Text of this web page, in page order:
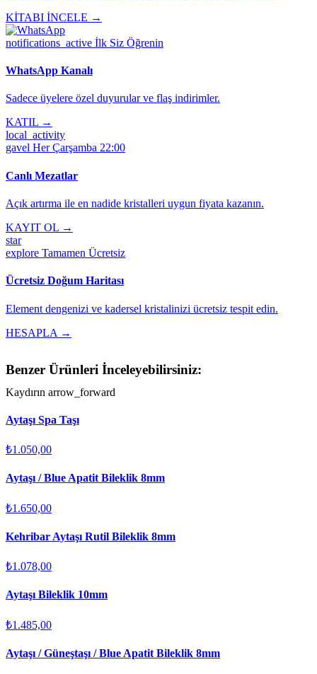
KİTABI İNCELE →
notifications_active İlk Siz Öğrenin
WhatsApp Kanalı
Sadece üyelere özel duyurular ve flaş indirimler.
KATIL →
local_activity
gavel Her Çarşamba 22:00
Canlı Mezatlar
Açık artırma ile en nadide kristalleri uygun fiyata kazanın.
KAYIT OL →
star
explore Tamamen Ücretsiz
Ücretsiz Doğum Haritası
Element dengenizi ve kadersel kristalinizi ücretsiz tespit edin.
HESAPLA →
Benzer Ürünleri İnceleyebilirsiniz:
Kaydırın arrow_forward
Aytaşı Spa Taşı
₺1.050,00
Aytaşı / Blue Apatit Bileklik 8mm
₺1.650,00
Kehribar Aytaşı Rutil Bileklik 8mm
₺1.078,00
Aytaşı Bileklik 10mm
₺1.485,00
Aytaşı / Güneştaşı / Blue Apatit Bileklik 8mm